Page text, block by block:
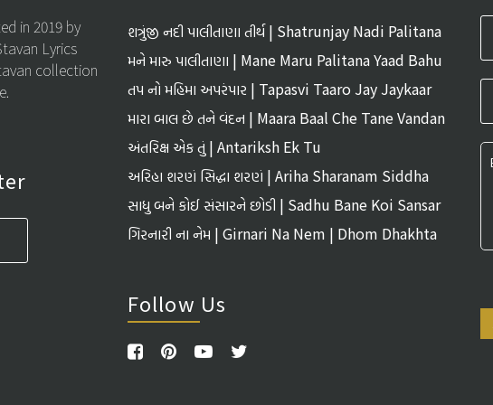
વત્તિયાગારેણં વોસિરઈ (વોસિરામિ)
in 2019 by
Lyrics
collection
શત્રુંજી નદી પાલીતાણા તીર્થ | Shatrunjay Nadi Palitana
Tirth
મને મારુ પાલીતાણા | Mane Maru Palitana Yaad Bahu
તપ નો મહિમા અપરંપાર | Tapasvi Taaro Jay Jaykaar
મારા બાલ છે તને વંદન | Maara Baal Che Tane Vandan
અંતરિક્ષ એક તું | Antariksh Ek Tu
અરિહા શરણં સિદ્ધા શરણં | Ariha Sharanam Siddha
Sharanam
સાધુ બને કોઈ સંસારને છોડી | Sadhu Bane Koi Sansar
Ne Chhodi
ગિરનારી ના નેમ | Girnari Na Nem | Dhom Dhakhta
Follow Us